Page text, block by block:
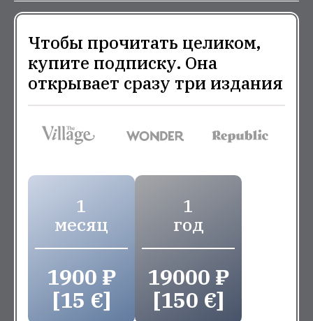
Чтобы прочитать целиком,
купите подписку. Она
открывает сразу три издания
1
месяц
1900 ₽
[15 €]
1
год
19000 ₽
[150 €]